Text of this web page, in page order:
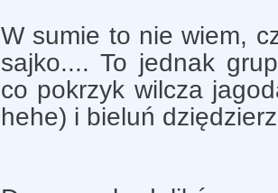
W sumie to nie wiem,
sajko.... To jednak
co pokrzyk wilcza
hehe) i bieluń